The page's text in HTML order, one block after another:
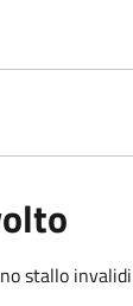
stallo